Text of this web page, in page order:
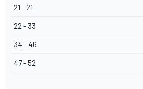
21 - 21
22 - 33
34 - 46
47 - 52